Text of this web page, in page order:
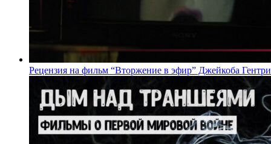
Рецензия на фильм “Вторжение в эфир” Джейкоба Гентри